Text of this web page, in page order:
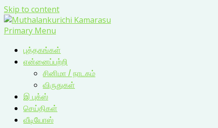
Skip to content
Primary Menu
புத்தகங்கள்
என்னைப்பற்றி
சினிமா / நாடகம்
விருதுகள்
இ புக்ஸ்
செய்திகள்
வீடியோஸ்